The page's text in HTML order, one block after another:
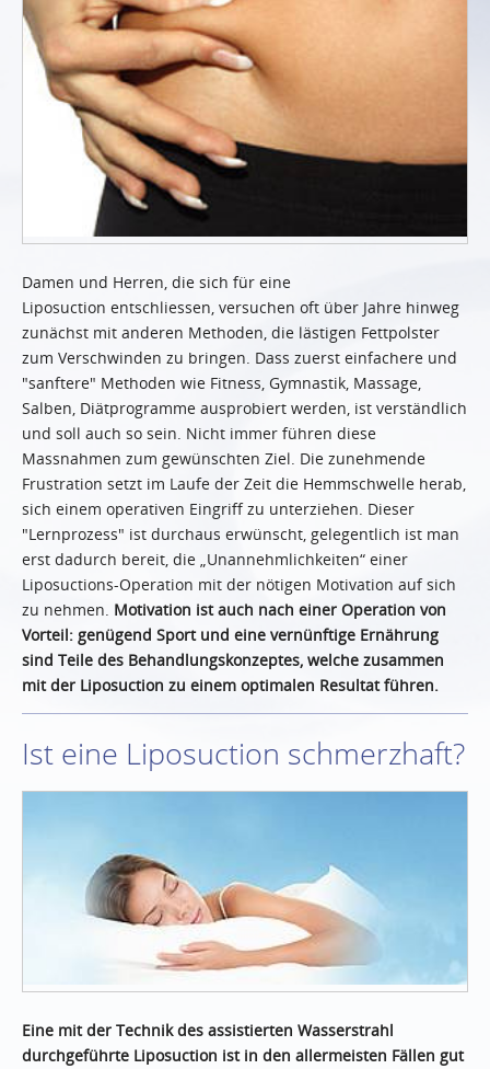
Damen und Herren, die sich für eine
Liposuction entschliessen, versuchen oft über Jahre hinweg
zunächst mit anderen Methoden, die lästigen Fettpolster
zum Verschwinden zu bringen. Dass zuerst einfachere und
"sanftere" Methoden wie Fitness, Gymnastik, Massage,
Salben, Diätprogramme ausprobiert werden, ist verständlich
und soll auch so sein. Nicht immer führen diese
Massnahmen zum gewünschten Ziel. Die zunehmende
Frustration setzt im Laufe der Zeit die Hemmschwelle herab,
sich einem operativen Eingriff zu unterziehen. Dieser
"Lernprozess" ist durchaus erwünscht, gelegentlich ist man
erst dadurch bereit, die „Unannehmlichkeiten“ einer
Liposuctions-Operation mit der nötigen Motivation auf sich
zu nehmen. Motivation ist auch nach einer Operation von
Vorteil: genügend Sport und eine vernünftige Ernährung
sind Teile des Behandlungskonzeptes, welche zusammen
mit der Liposuction zu einem optimalen Resultat führen.
Ist eine Liposuction schmerzhaft?
Eine mit der Technik des assistierten Wasserstrahl
durchgeführte Liposuction ist in den allermeisten Fällen gut